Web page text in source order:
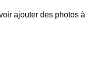
ajouter des photos à